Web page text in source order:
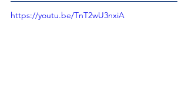
https://youtu.be/TnT2wU3nxiA